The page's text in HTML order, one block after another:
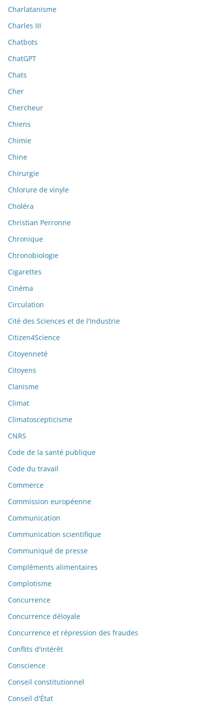
Charlatanisme
Charles III
Chatbots
ChatGPT
Chats
Cher
Chercheur
Chiens
Chimie
Chine
Chirurgie
Chlorure de vinyle
Choléra
Christian Perronne
Chronique
Chronobiologie
Cigarettes
Cinéma
Circulation
Cité des Sciences et de l'Industrie
Citizen4Science
Citoyenneté
Citoyens
Clanisme
Climat
Climatoscepticisme
CNRS
Code de la santé publique
Code du travail
Commerce
Commission européenne
Communication
Communication scientifique
Communiqué de presse
Compléments alimentaires
Complotisme
Concurrence
Concurrence déloyale
Concurrence et répression des fraudes
Conflits d'intérêt
Conscience
Conseil constitutionnel
Conseil d'État